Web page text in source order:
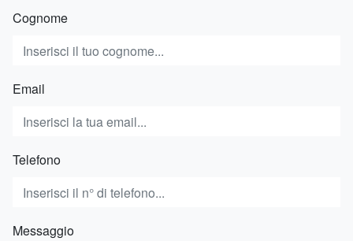
Cognome
Email
Telefono
Messaggio